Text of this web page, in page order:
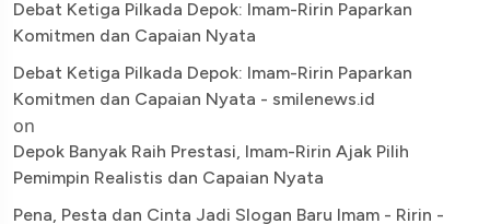
Debat Ketiga Pilkada Depok: Imam-Ririn Paparkan
Komitmen dan Capaian Nyata
Debat Ketiga Pilkada Depok: Imam-Ririn Paparkan
Komitmen dan Capaian Nyata - smilenews.id
on
Depok Banyak Raih Prestasi, Imam-Ririn Ajak Pilih
Pemimpin Realistis dan Capaian Nyata
Pena, Pesta dan Cinta Jadi Slogan Baru Imam - Ririn -